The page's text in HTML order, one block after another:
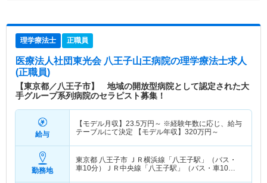
理学療法士 正職員
医療法人社団東光会 八王子山王病院の理学療法士求人
(正職員)
【東京都／八王子市】 地域の開放型病院として認定された大
手グループ系列病院のセラピスト募集！
給与
【モデル月収】 23.5万円～ ※経験年数に応じ、給与
テーブルにて決定 【モデル年収】 320万円～
勤務地
東京都 八王子市
ＪＲ横浜線「八王子駅」（バス・
車10分）ＪＲ中央線「八王子駅」（バス・車10